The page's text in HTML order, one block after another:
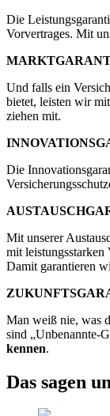
Die
Vorvertrages. Mit
MARKT
Und falls ein
bietet, leisten wir
ziehen mit.
INNOVATIONS
Die
AUSTAUSCH
Mit unserer
mit leistungsstarken
Damit garantieren
ZUKUNFTS
Man weiß nie, was
sind „Unbenannte-
kennen.
Das sagen